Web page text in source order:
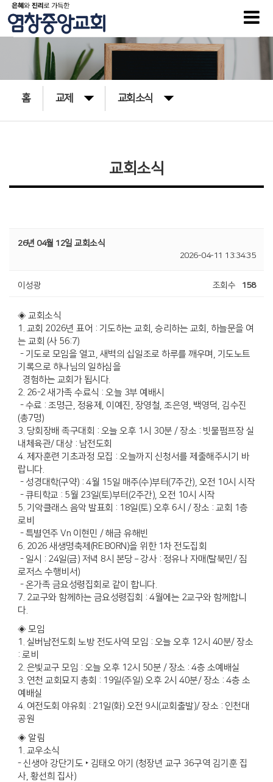
홈 교제 교회소식
교회소식
26년 04월 12일 교회소식
2026-04-11 13:34:35
이성광 조회수 158
◈ 교회소식
1. 교회 2026년 표어 : 기도하는 교회, 승리하는 교회, 하늘문을 여
는 교회 (사 56:7)
- 기도로 모임을 열고, 새벽의 십일조로 하루를 깨우며, 기도노트
기록으로 하나님의 일하심을
경험하는 교회가 됩시다.
2. 26-2 새가족 수료식 : 오늘 3부 예배시
- 수료 : 조명근, 정융제, 이예진, 장영철, 조은영, 백영덕, 김수진
(총7명)
3. 당회장배 족구대회 : 오늘 오후 1시 30분 / 장소 : 빗물펌프장 실
내체육관/ 대상 : 남전도회
4. 제자훈련 기초과정 모집 : 오늘까지 신청서를 제출해주시기 바
랍니다.
- 성경대학(구약) : 4월 15일 매주(수)부터(7주간), 오전 10시 시작
- 큐티학교 : 5월 23일(토)부터(2주간), 오전 10시 시작
5. 기악클래스 음악 발표회 : 18일(토) 오후 6시 / 장소 : 교회 1층
로비
- 특별연주 Vn 이현민 / 해금 유해빈
6. 2026 새생명축제(RE:BORN)을 위한 1차 전도집회
- 일시 : 24일(금) 저녁 8시 본당 – 강사 : 정유나 자매(탈북민/ 짐
로저스 수행비서)
- 온가족 금요성령집회로 같이 합니다.
7. 2교구와 함께하는 금요성령집회 : 4월에는 2교구와 함께합니
다.
◈ 모임
1. 실버남전도회 노방 전도사역 모임 : 오늘 오후 12시 40분/ 장소
: 로비
2. 은빛교구 모임 : 오늘 오후 12시 50분 / 장소 : 4층 소예배실
3. 연천 교회묘지 총회 : 19일(주일) 오후 2시 40분/ 장소 : 4층 소
예배실
4. 여전도회 야유회 : 21일(화) 오전 9시(교회출발)/ 장소 : 인천대
공원
◈ 알림
1. 교우소식
- 신생아 강단기도 ‣ 김태오 아기 (청장년 교구 36구역 김기훈 집
사, 황선희 집사)